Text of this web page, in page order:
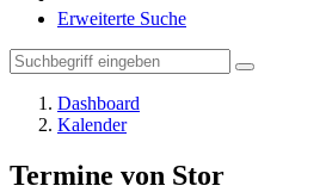
Erweiterte Suche
Dashboard
Kalender
Termine von Stor